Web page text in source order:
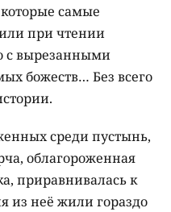
самые
при чтении
с вырезанными
божеств… Без всего
среди пустынь,
облагороженная
приравнивалась к
из неё жили гораздо